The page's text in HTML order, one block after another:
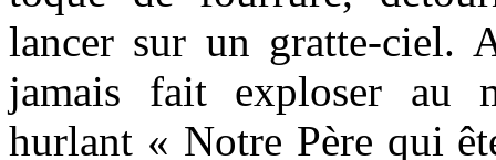
lancer sur un gratte-ciel.
jamais fait exploser au
hurlant « Notre Père qui